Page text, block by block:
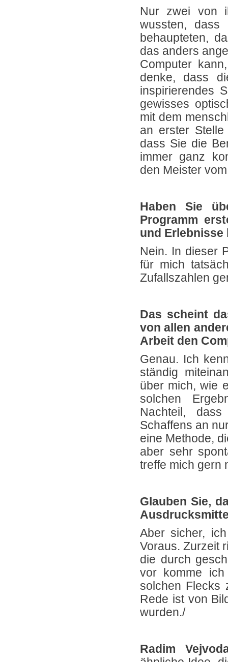
Nur zwei von
wussten,
behaupteten,
das anders
Computer
denke, dass
inspirierendes
gewisses
mit dem
an erster
dass Sie die
immer ganz
den Meister
Haben Sie
Programm
und Erlebnisse
Nein. In dieser
für mich
Zufallszahlen
Das scheint
von allen
Arbeit den
Genau. Ich
ständig
über mich, wie
solchen
Nachteil,
Schaffens an
eine Methode,
aber sehr
treffe mich gern
Glauben Sie,
Aber sicher,
Voraus. Zurzeit
die durch
vor komme
solchen Flecks
Rede ist von
wurden./
Radim